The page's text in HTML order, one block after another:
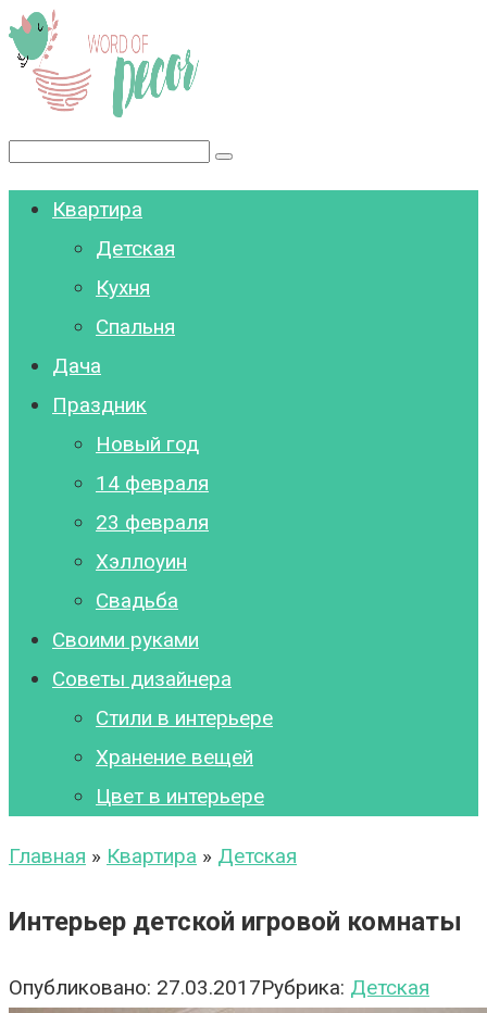
Перейти
к
контенту
Поиск:
Квартира
Детская
Кухня
Спальня
Дача
Праздник
Новый год
14 февраля
23 февраля
Хэллоуин
Свадьба
Своими руками
Советы дизайнера
Стили в интерьере
Хранение вещей
Цвет в интерьере
Главная » Квартира » Детская
Интерьер детской игровой комнаты
Опубликовано: 27.03.2017Рубрика: Детская